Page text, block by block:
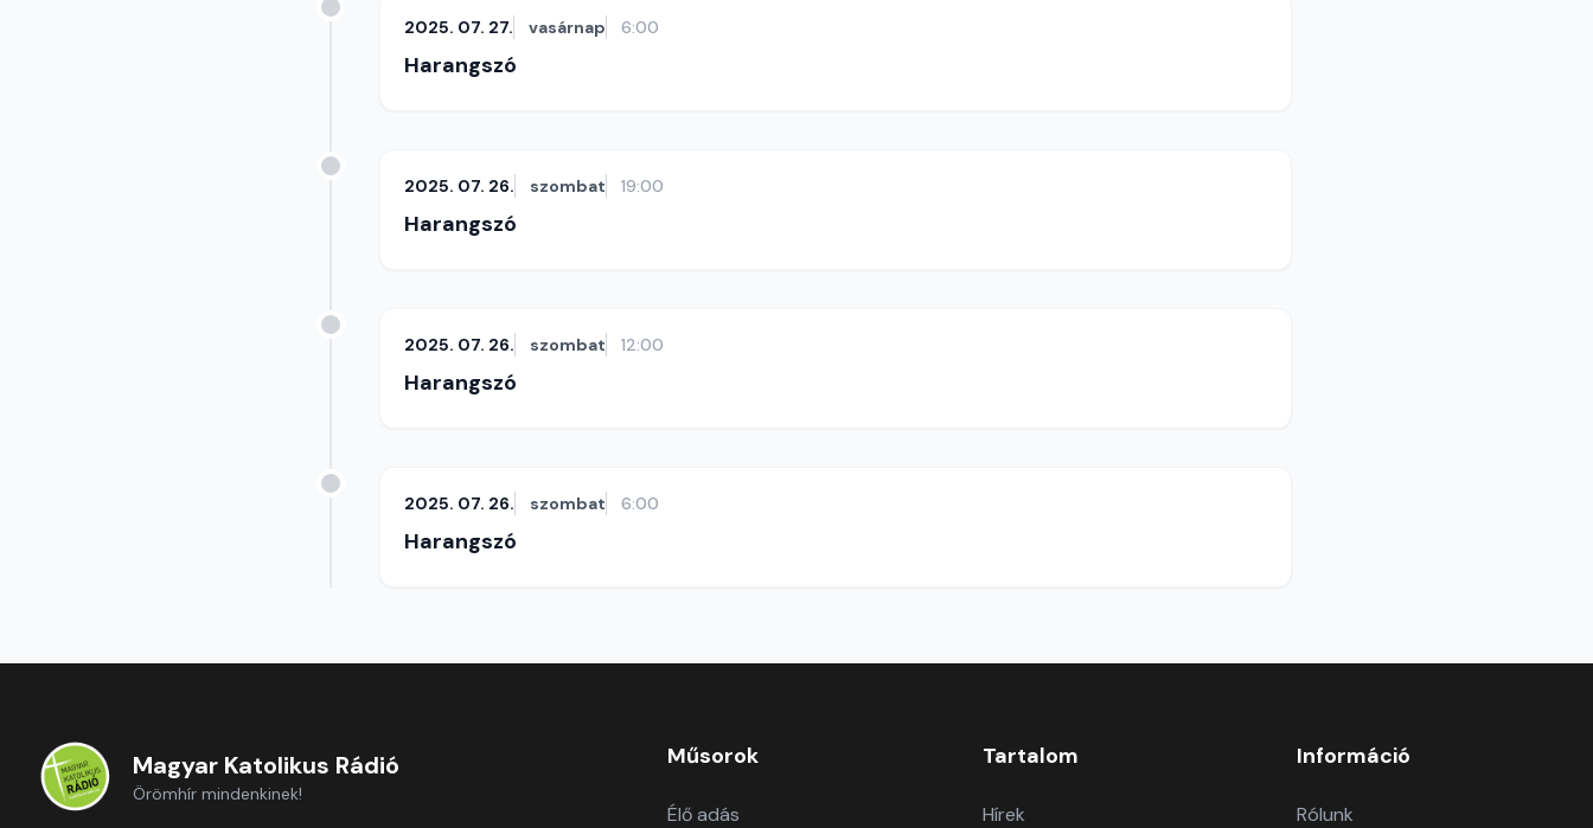
2025. 07. 27. vasárnap 6:00
Harangszó
2025. 07. 26. szombat 19:00
Harangszó
2025. 07. 26. szombat 12:00
Harangszó
2025. 07. 26. szombat 6:00
Harangszó
Magyar Katolikus Rádió
Örömhír mindenkinek!
Műsorok
Élő adás
Tartalom
Hírek
Információ
Rólunk